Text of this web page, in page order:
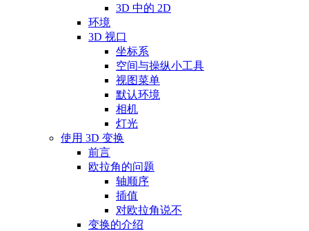
3D 中的 2D
环境
3D 视口
坐标系
空间与操纵小工具
视图菜单
默认环境
相机
灯光
使用 3D 变换
前言
欧拉角的问题
轴顺序
插值
对欧拉角说不
变换的介绍